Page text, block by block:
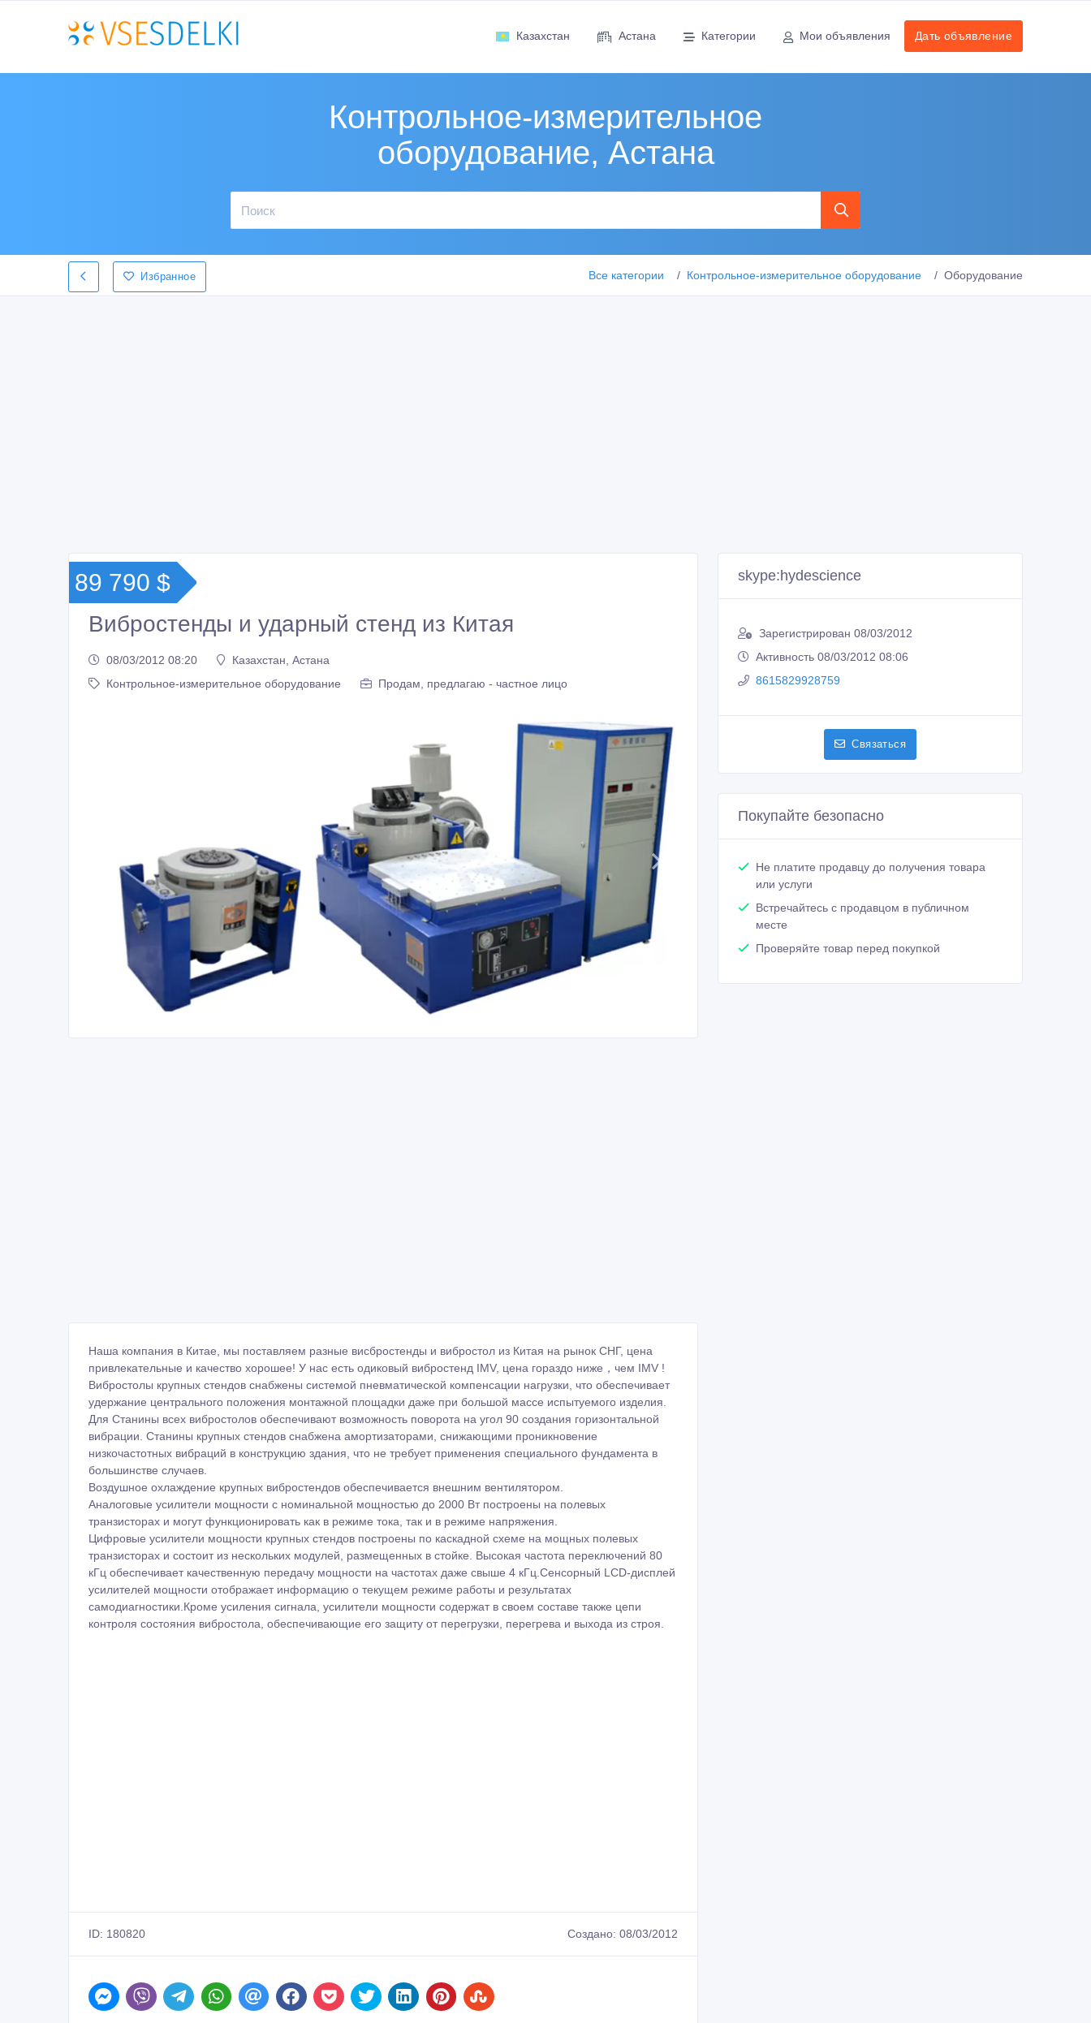
Казахстан Астана Категории Мои объявления Дать объявление
Контрольное-измерительное
оборудование, Астана
Избранное Все категории Контрольное-измерительное оборудование Оборудование
89 790 $
Вибростенды и ударный стенд из Китая
08/03/2012 08:20
Казахстан, Астана
Контрольное-измерительное оборудование
Продам, предлагаю - частное лицо
Наша компания в Китае, мы поставляем разные висбростенды и вибростол из Китая на рынок СНГ, цена
привлекательные и качество хорошее! У нас есть одиковый вибростенд IMV, цена гораздо ниже，чем IMV !
Вибростолы крупных стендов снабжены системой пневматической компенсации нагрузки, что обеспечивает
удержание центрального положения монтажной площадки даже при большой массе испытуемого изделия.
Для Станины всех вибростолов обеспечивают возможность поворота на угол 90 создания горизонтальной
вибрации. Станины крупных стендов снабжена амортизаторами, снижающими проникновение
низкочастотных вибраций в конструкцию здания, что не требует применения специального фундамента в
большинстве случаев.
Воздушное охлаждение крупных вибростендов обеспечивается внешним вентилятором.
Аналоговые усилители мощности с номинальной мощностью до 2000 Вт построены на полевых
транзисторах и могут функционировать как в режиме тока, так и в режиме напряжения.
Цифровые усилители мощности крупных стендов построены по каскадной схеме на мощных полевых
транзисторах и состоит из нескольких модулей, размещенных в стойке. Высокая частота переключений 80
кГц обеспечивает качественную передачу мощности на частотах даже свыше 4 кГц.Сенсорный LCD-дисплей
усилителей мощности отображает информацию о текущем режиме работы и результатах
самодиагностики.Кроме усиления сигнала, усилители мощности содержат в своем составе также цепи
контроля состояния вибростола, обеспечивающие его защиту от перегрузки, перегрева и выхода из строя.
ID: 180820 Создано: 08/03/2012
skype:hydescience
Зарегистрирован 08/03/2012
Активность 08/03/2012 08:06
8615829928759
Связаться
Покупайте безопасно
Не платите продавцу до получения товара
или услуги
Встречайтесь с продавцом в публичном
месте
Проверяйте товар перед покупкой